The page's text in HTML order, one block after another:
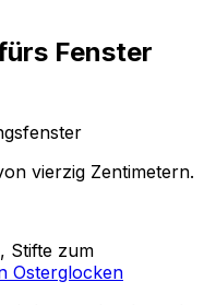
Fenster
vierzig Zentimetern.
Stifte zum
Osterglocken